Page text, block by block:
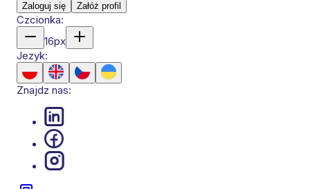
Zaloguj się Załóż profil
Czcionka:
16px
Jezyk:
Znajdz nas: